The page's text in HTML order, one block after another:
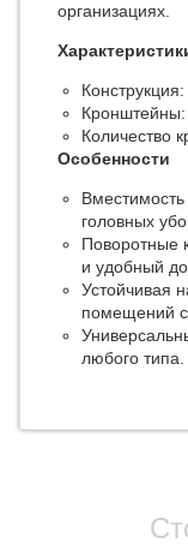
организациях.
Количество
Особенности
головных
Поворотные
и удобный
Устойчивая
помещений с
любого типа.